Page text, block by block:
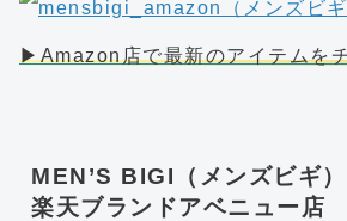
▶Amazon店で最新のアイテムを
MEN’S BIGI（メンズビギ
楽天ブランドアベニュー店